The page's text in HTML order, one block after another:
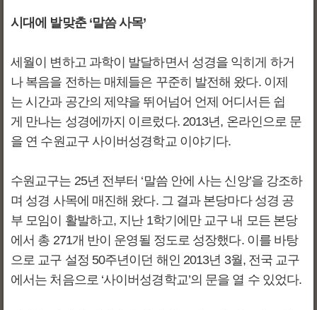
시대에 발맞춘 ‘말씀 사목’
세월이 변하고 과학이 발달하면서 성경을 익히게 하거
나 복음을 전하는 매체들은 꾸준히 발전해 왔다. 이제
는 시간과 공간의 제약을 뛰어넘어 언제 어디서든 쉽
게 만나는 성경에까지 이르렀다. 2013년, 온라인으로 문
을 연 수원교구 사이버성경학교 이야기다.
수원교구는 25년 전부터 ‘말씀 안에 사는 신앙’을 강조하
며 성경 사목에 매진해 왔다. 그 결과 본당마다 성경 공
부 모임이 활발하고, 지난 1학기에만 교구 내 모든 본당
에서 총 271개 반이 운영될 정도로 성장했다. 이를 바탕
으로 교구 설정 50주년이던 해인 2013년 3월, 전국 교구
에서는 처음으로 ‘사이버성경학교’의 문을 열 수 있었다.